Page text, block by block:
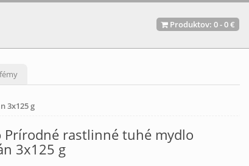
Produktov: 0-0 €
3x125 g
Prírodné rastlinné tuhé mydlo
3x125 g